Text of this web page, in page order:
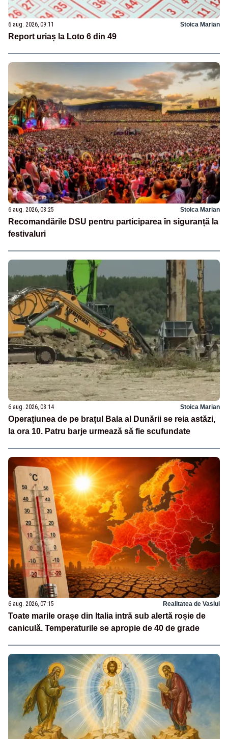
6 aug. 2026, 09:11 Stoica Marian
Report uriaș la Loto 6 din 49
6 aug. 2026, 08:25 Stoica Marian
Recomandările DSU pentru participarea în siguranță la
festivaluri
6 aug. 2026, 08:14 Stoica Marian
Operațiunea de pe brațul Bala al Dunării se reia astăzi,
la ora 10. Patru barje urmează să fie scufundate
6 aug. 2026, 07:15 Realitatea de Vaslui
Toate marile orașe din Italia intră sub alertă roșie de
caniculă. Temperaturile se apropie de 40 de grade